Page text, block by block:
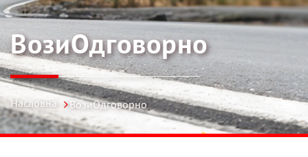
ВозиОдговорно
Насловна ВозиОдговорно